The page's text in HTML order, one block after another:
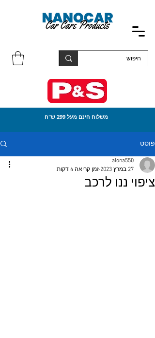
משלוח חינם מעל 299 ש"ח
פוסט
ציפוי ננו לרכב
alona550
27 במרץ 2023
זמן קריאה 4 דקות